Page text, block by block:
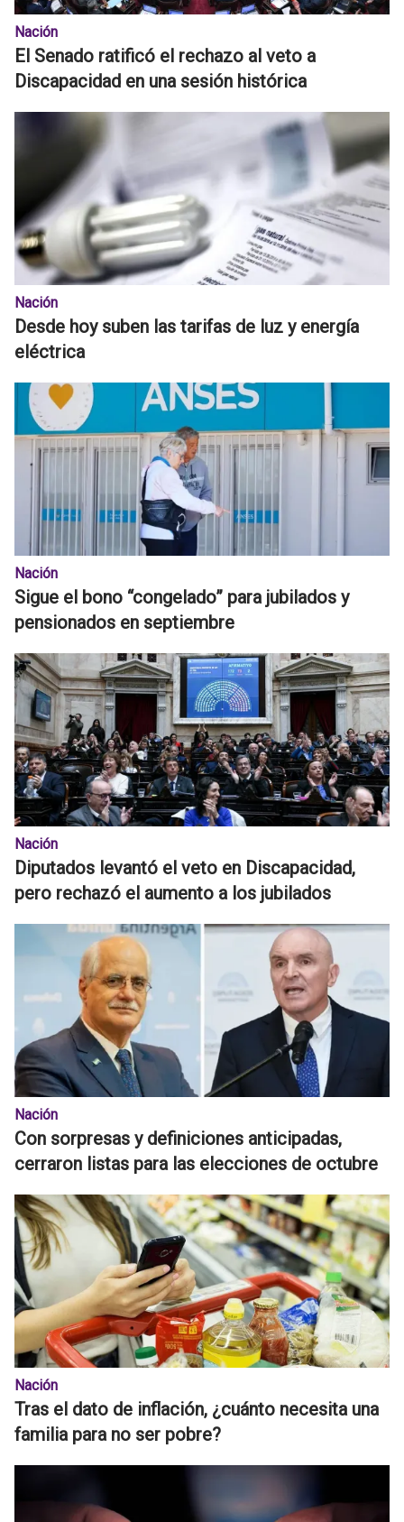
Nación
El Senado ratificó el rechazo al veto a
Discapacidad en una sesión histórica
Nación
Desde hoy suben las tarifas de luz y energía
eléctrica
Nación
Sigue el bono “congelado” para jubilados y
pensionados en septiembre
Nación
Diputados levantó el veto en Discapacidad,
pero rechazó el aumento a los jubilados
Nación
Con sorpresas y definiciones anticipadas,
cerraron listas para las elecciones de octubre
Nación
Tras el dato de inflación, ¿cuánto necesita una
familia para no ser pobre?